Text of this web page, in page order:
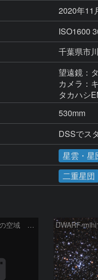
2020年11
ISO1600
千葉県市
望遠鏡：
カメラ：
タカハシ
530mm
DSSでス
星雲・星
二重星団
カシオペア座付近の空域 260720